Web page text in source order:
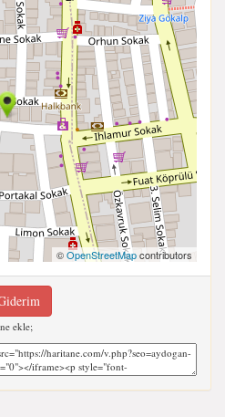
©OpenStreetMapcontributors
ekle;